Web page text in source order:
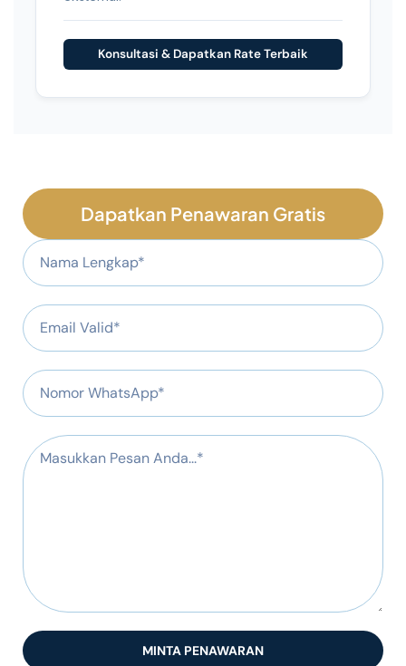
Konsultasi & Dapatkan Rate Terbaik
Dapatkan Penawaran Gratis
MINTA PENAWARAN